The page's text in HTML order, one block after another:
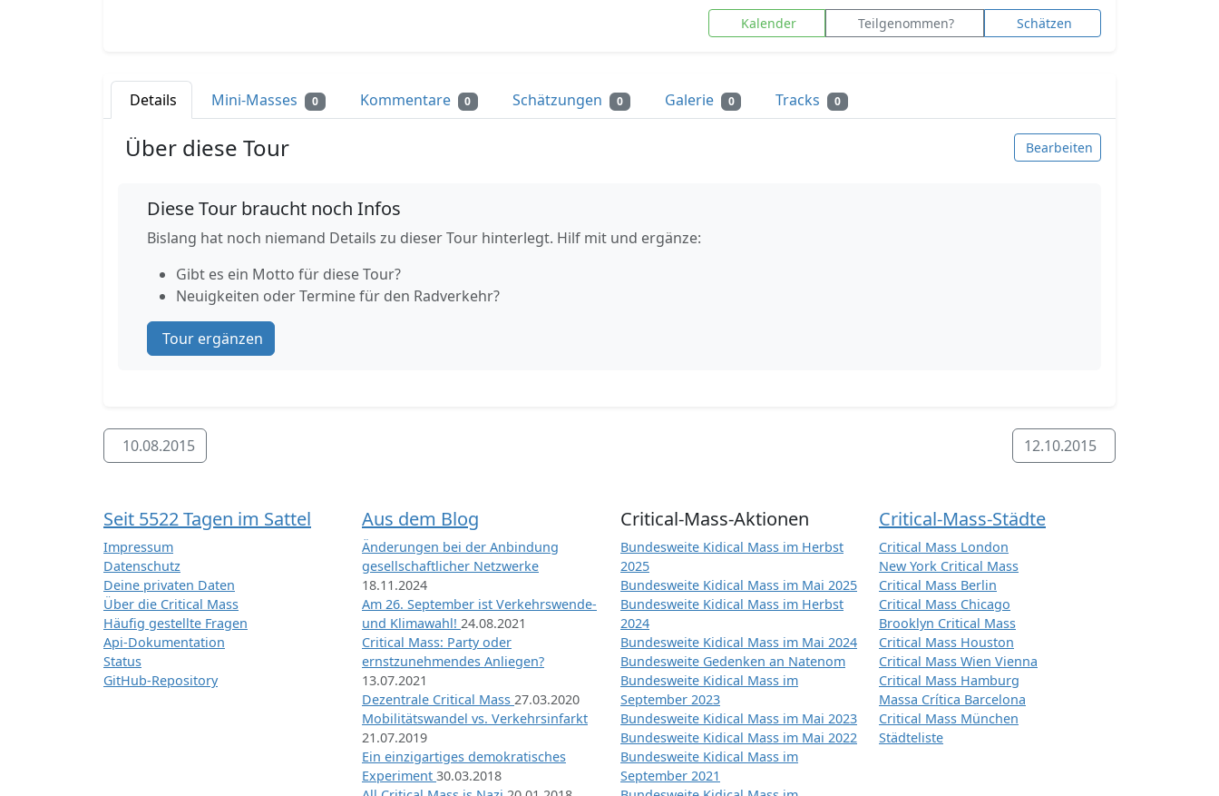
Kalender Teilgenommen? Schätzen
Details Mini-Masses 0 Kommentare 0 Schätzungen 0 Galerie 0 Tracks 0
Über diese Tour Bearbeiten
Diese Tour braucht noch Infos
Bislang hat noch niemand Details zu dieser Tour hinterlegt. Hilf mit und ergänze:
Gibt es ein Motto für diese Tour?
Neuigkeiten oder Termine für den Radverkehr?
Tour ergänzen
10.08.2015 12.10.2015
Seit 5522 Tagen im Sattel
Impressum
Datenschutz
Deine privaten Daten
Über die Critical Mass
Häufig gestellte Fragen
Api-Dokumentation
Status
GitHub-Repository
Aus dem Blog
Änderungen bei der Anbindung
gesellschaftlicher Netzwerke
18.11.2024
Am 26. September ist Verkehrswende-
und Klimawahl! 24.08.2021
Critical Mass: Party oder
ernstzunehmendes Anliegen?
13.07.2021
Dezentrale Critical Mass 27.03.2020
Mobilitätswandel vs. Verkehrsinfarkt
21.07.2019
Ein einzigartiges demokratisches
Experiment 30.03.2018
Critical-Mass-Aktionen
Bundesweite Kidical Mass im Herbst
2025
Bundesweite Kidical Mass im Mai 2025
Bundesweite Kidical Mass im Herbst
2024
Bundesweite Kidical Mass im Mai 2024
Bundesweite Gedenken an Natenom
Bundesweite Kidical Mass im
September 2023
Bundesweite Kidical Mass im Mai 2023
Bundesweite Kidical Mass im Mai 2022
Bundesweite Kidical Mass im
September 2021
Critical-Mass-Städte
Critical Mass London
New York Critical Mass
Critical Mass Berlin
Critical Mass Chicago
Brooklyn Critical Mass
Critical Mass Houston
Critical Mass Wien Vienna
Critical Mass Hamburg
Massa Crítica Barcelona
Critical Mass München
Städteliste